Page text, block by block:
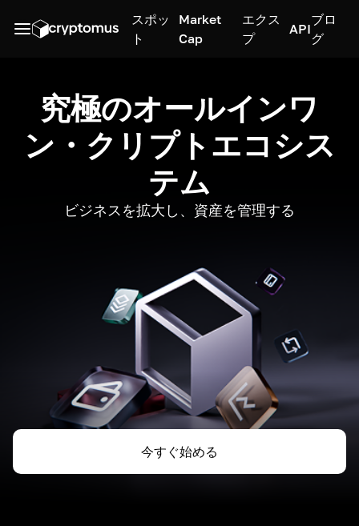
スポッ
ト
Market
Cap
エクス
プ
API
ブロ
グ
究極のオールインワ
ン・クリプトエコシス
テム
ビジネスを拡大し、資産を管理する
今すぐ始める